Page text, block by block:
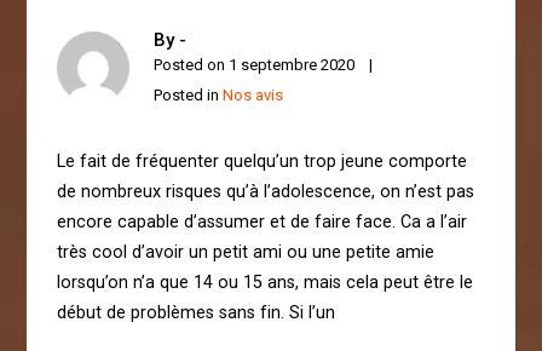
By -
Posted on 1 septembre 2020
Posted inNos avis
Le fait de fréquenter quelqu’un trop jeune comporte
de nombreux risques qu’à l’adolescence, on n’est pas
encore capable d’assumer et de faire face. Ca a l’air
très cool d’avoir un petit ami ou une petite amie
lorsqu’on n’a que 14 ou 15 ans, mais cela peut être le
début de problèmes sans fin. Si l’un